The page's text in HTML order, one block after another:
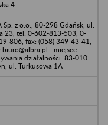
4
Sp. z o.o., 80-298 Gdańsk, ul.
23, tel: 0-602-813-503, 0-
806, fax: (058) 349-43-41,
biuro@albra.pl - miejsce
działalności: 83-010
ul. Turkusowa 1A